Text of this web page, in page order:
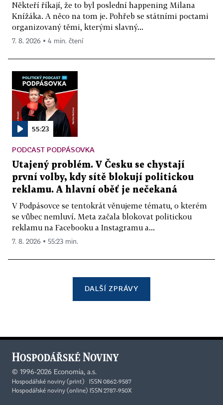
Někteří říkají, že to byl poslední happening Milana
Knížáka. A něco na tom je. Pohřeb se státními poctami
organizovaný těmi, kterými slavný...
7. 8. 2026 ▪ 4 min. čtení
55:23
PODCAST PODPÁSOVKA
Utajený problém. V Česku se chystají
první volby, kdy sítě blokují politickou
reklamu. A hlavní oběť je nečekaná
V Podpásovce se tentokrát věnujeme tématu, o kterém
se vůbec nemluví. Meta začala blokovat politickou
reklamu na Facebooku a Instagramu a...
7. 8. 2026 ▪ 55:23 min.
DALŠÍ ZPRÁVY
© 1996-2026 Economia, a.s.
Hospodářské noviny (print) ISSN 0862-9587
Hospodářské noviny (online) ISSN 2787-950X